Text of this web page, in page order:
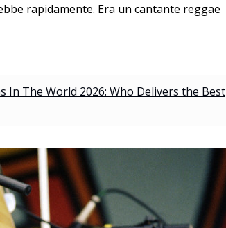
rapidamente. Era un cantante reggae
In The World 2026: Who Delivers the Best